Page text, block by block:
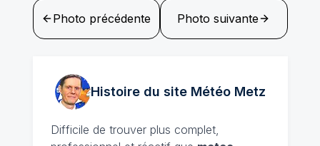
Photo précédente Photo suivante
Histoire du site MétéoMetz
Difficile de trouver plus complet,